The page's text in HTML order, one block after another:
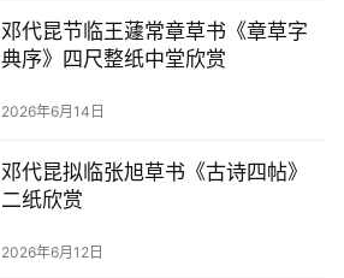
在四川福宝美术馆开幕
2026年6月14日
邓代昆节临王蘧常章草书《章草字
2026年6月14日
邓代昆拟临张旭草书《古诗四帖》